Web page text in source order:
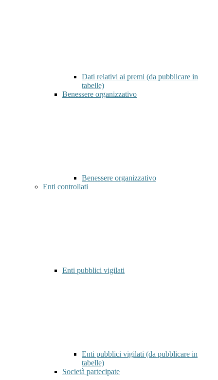
Dati relativi ai premi (da pubblicare in
tabelle)
Benessere organizzativo
Benessere organizzativo
Enti controllati
Enti pubblici vigilati
Enti pubblici vigilati (da pubblicare in
tabelle)
Società partecipate